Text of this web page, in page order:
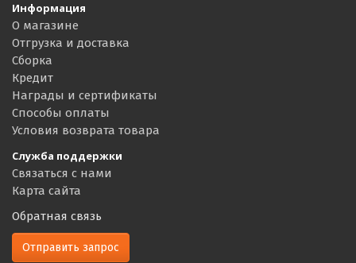
Информация
О магазине
Отгрузка и доставка
Сборка
Кредит
Награды и сертификаты
Способы оплаты
Условия возврата товара
Служба поддержки
Связаться с нами
Карта сайта
Обратная связь
Отправить запрос